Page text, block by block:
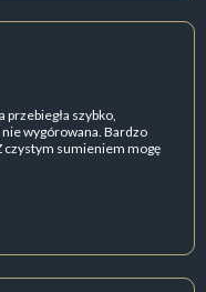
szybko,
nie wygórowana. Bardzo
czystym sumieniem mogę